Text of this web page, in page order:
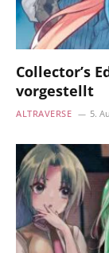
Collector’s
vorgestellt
ALTRAVERSE 5.